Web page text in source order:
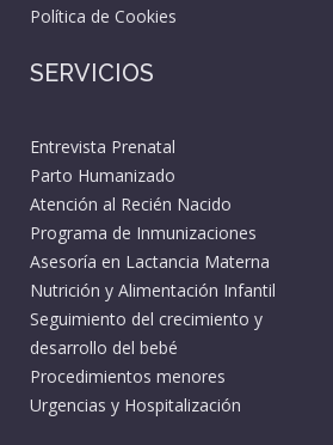
Política de Cookies
SERVICIOS
Entrevista Prenatal
Parto Humanizado
Atención al Recién Nacido
Programa de Inmunizaciones
Asesoría en Lactancia Materna
Nutrición y Alimentación Infantil
Seguimiento del crecimiento y
desarrollo del bebé
Procedimientos menores
Urgencias y Hospitalización